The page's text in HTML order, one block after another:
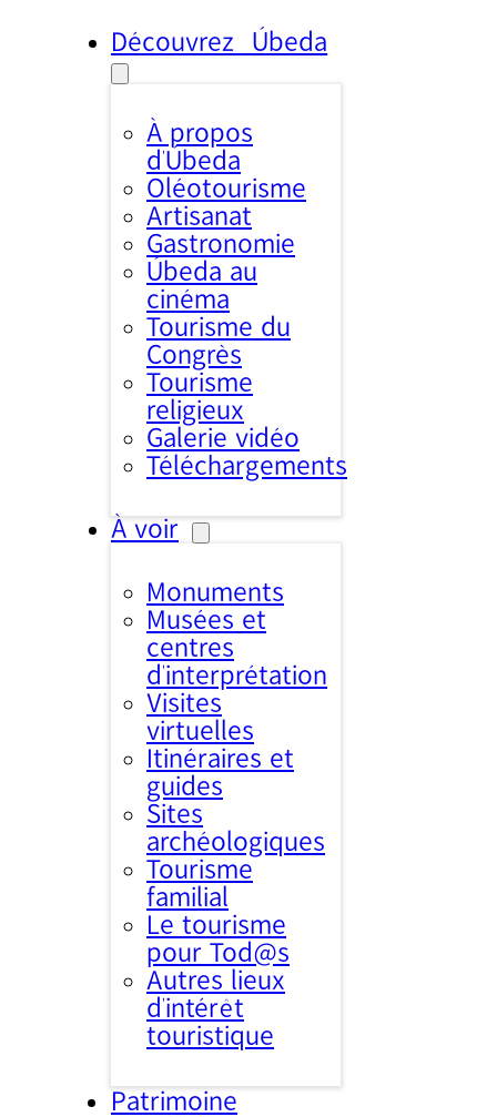
Découvrez Úbeda
À propos
d’Úbeda
Oléotourisme
Artisanat
Gastronomie
Úbeda au
cinéma
Tourisme du
Congrès
Tourisme
religieux
Galerie vidéo
Téléchargements
À voir
Monuments
Musées et
centres
d’interprétation
Visites
virtuelles
Itinéraires et
guides
Sites
archéologiques
Tourisme
familial
Le tourisme
pour Tod@s
Autres lieux
d'intérêt
touristique
Patrimoine